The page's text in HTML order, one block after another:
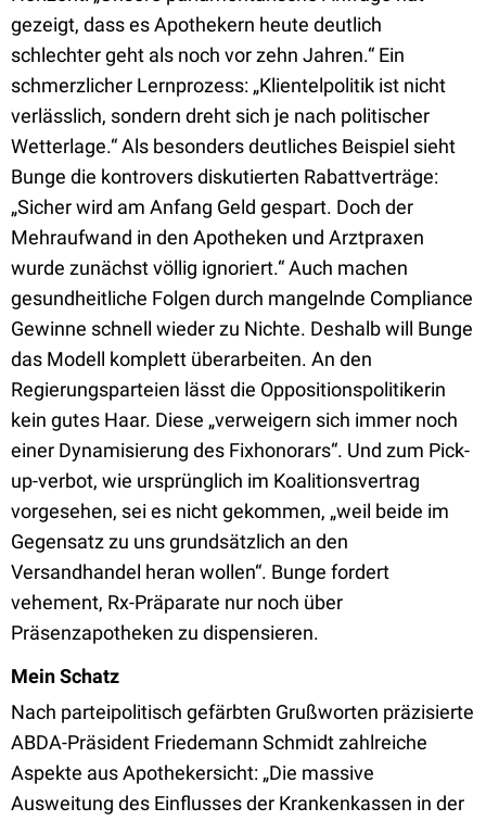
gezeigt, dass es Apothekern heute deutlich
schlechter geht als noch vor zehn Jahren.“ Ein
schmerzlicher Lernprozess: „Klientelpolitik ist nicht
verlässlich, sondern dreht sich je nach politischer
Wetterlage.“ Als besonders deutliches Beispiel sieht
Bunge die kontrovers diskutierten Rabattverträge:
„Sicher wird am Anfang Geld gespart. Doch der
Mehraufwand in den Apotheken und Arztpraxen
wurde zunächst völlig ignoriert.“ Auch machen
gesundheitliche Folgen durch mangelnde Compliance
Gewinne schnell wieder zu Nichte. Deshalb will Bunge
das Modell komplett überarbeiten. An den
Regierungsparteien lässt die Oppositionspolitikerin
kein gutes Haar. Diese „verweigern sich immer noch
einer Dynamisierung des Fixhonorars“. Und zum Pick-
up-verbot, wie ursprünglich im Koalitionsvertrag
vorgesehen, sei es nicht gekommen, „weil beide im
Gegensatz zu uns grundsätzlich an den
Versandhandel heran wollen“. Bunge fordert
vehement, Rx-Präparate nur noch über
Präsenzapotheken zu dispensieren.
Mein Schatz
Nach parteipolitisch gefärbten Grußworten präzisierte
ABDA-Präsident Friedemann Schmidt zahlreiche
Aspekte aus Apothekersicht: „Die massive
Ausweitung des Einflusses der Krankenkassen in der